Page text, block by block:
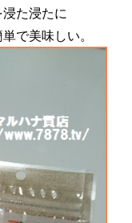
浸た浸たに
で美味しい。